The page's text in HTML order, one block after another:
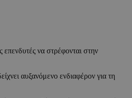
να στρέφονται στην
αυξανόμενο ενδιαφέρον για τη